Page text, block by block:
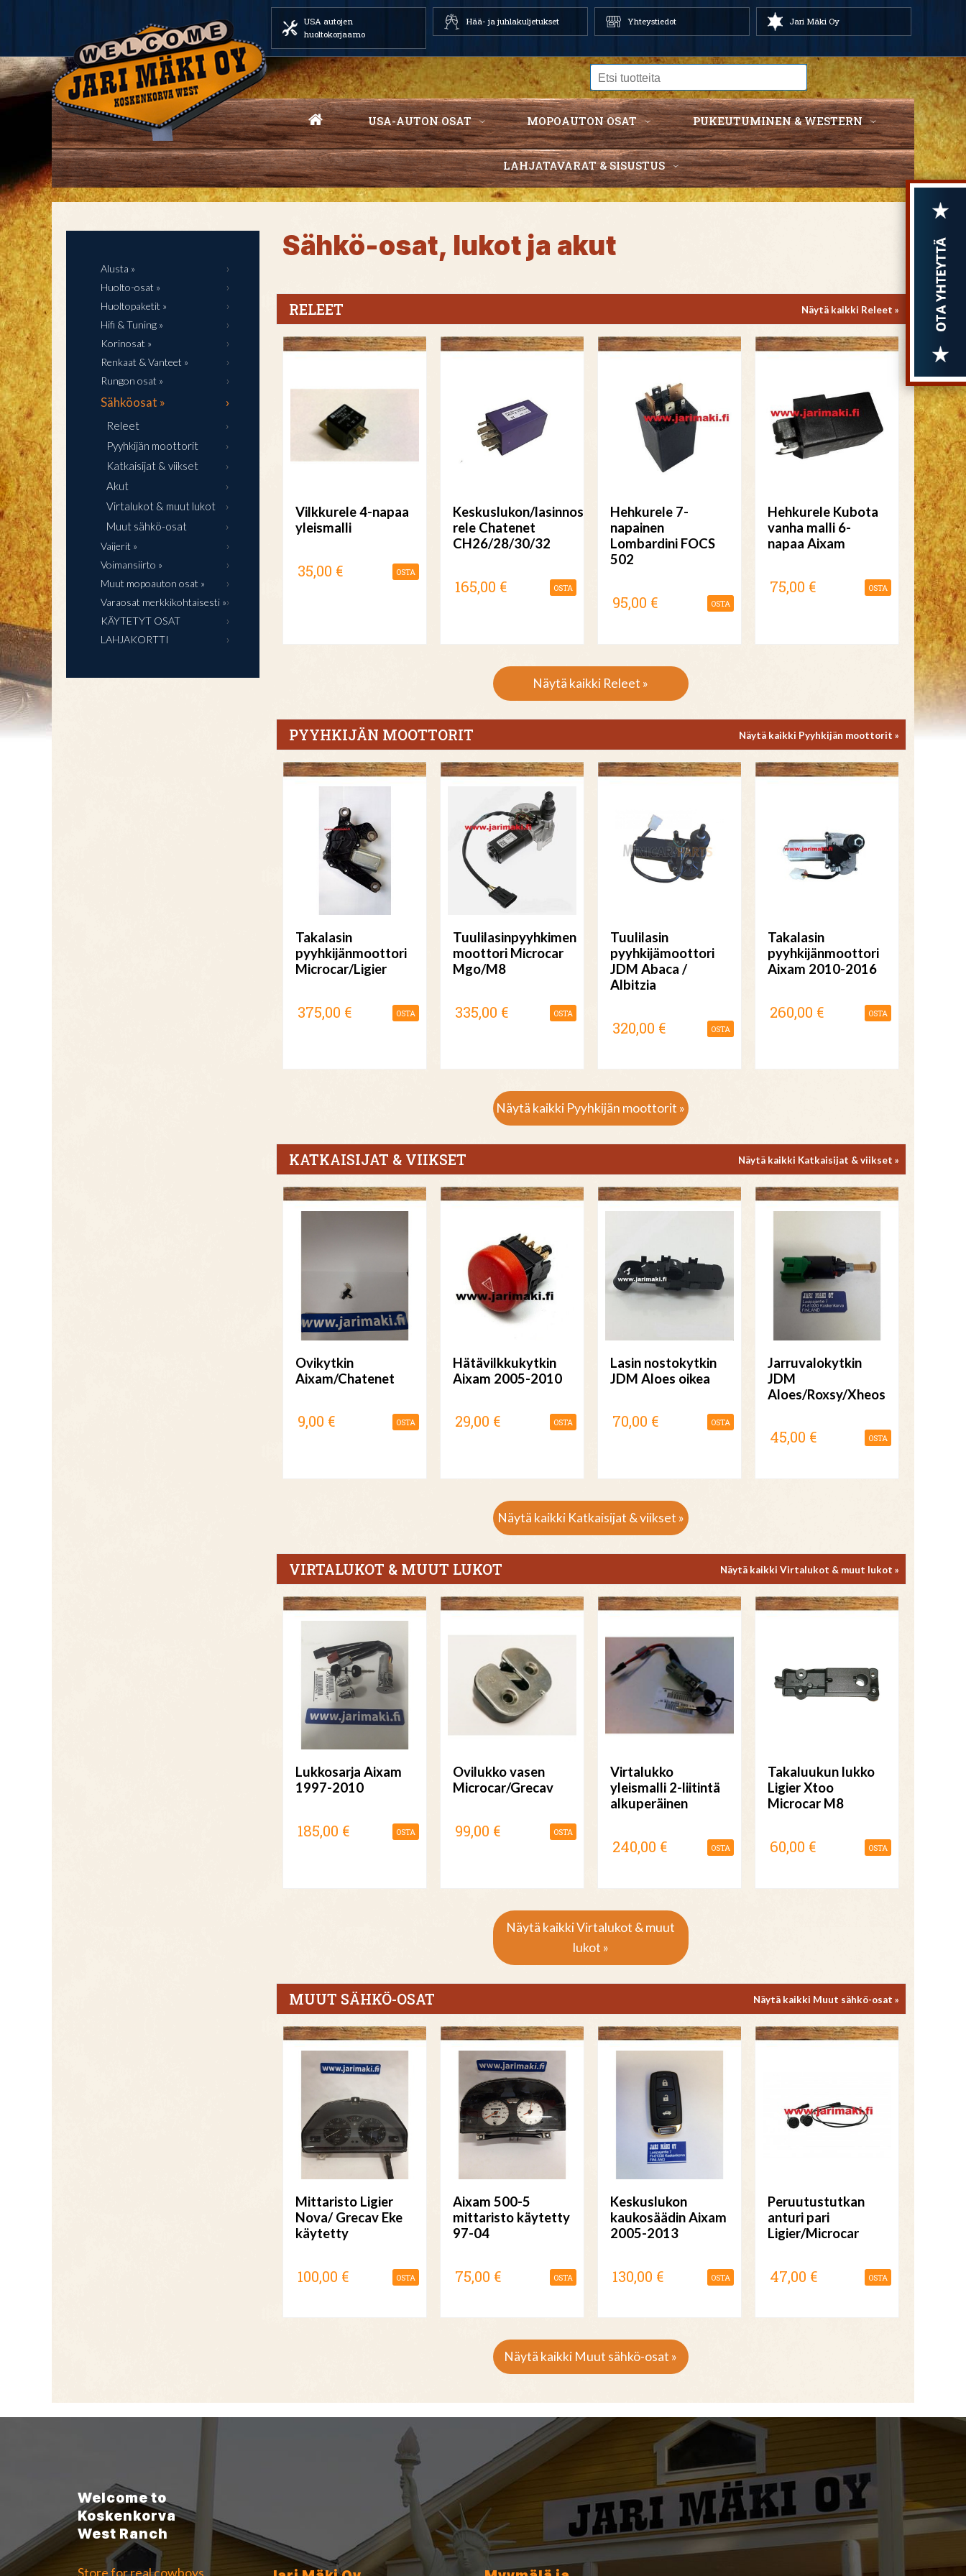
USA autojen
huoltokorjaamo
Hää- ja juhlakuljetukset Yhteystiedot Jari Mäki Oy
USA-AUTON OSAT MOPOAUTON OSAT PUKEUTUMINEN & WESTERN
LAHJATAVARAT & SISUSTUS
Alusta »
Huolto-osat »
Huoltopaketit »
Hifi & Tuning »
Korinosat »
Renkaat & Vanteet »
Rungon osat »
Sähköosat »
Releet
Pyyhkijän moottorit
Katkaisijat & viikset
Akut
Virtalukot & muut lukot
Muut sähkö-osat
Vaijerit »
Voimansiirto »
Muut mopoauton osat »
Varaosat merkkikohtaisesti »
KÄYTETYT OSAT
LAHJAKORTTI
Sähkö-osat, lukot ja akut
RELEET Näytä kaikki Releet »
Vilkkurele 4-napaa
yleismalli
35,00 € OSTA
Keskuslukon/lasinnostimen
rele Chatenet
CH26/28/30/32
165,00 € OSTA
Hehkurele 7-
napainen
Lombardini FOCS
502
95,00 € OSTA
Hehkurele Kubota
vanha malli 6-
napaa Aixam
75,00 € OSTA
Näytä kaikki Releet »
PYYHKIJÄN MOOTTORIT Näytä kaikki Pyyhkijän moottorit »
Takalasin
pyyhkijänmoottori
Microcar/Ligier
375,00 € OSTA
Tuulilasinpyyhkimen
moottori Microcar
Mgo/M8
335,00 € OSTA
Tuulilasin
pyyhkijämoottori
JDM Abaca /
Albitzia
320,00 € OSTA
Takalasin
pyyhkijänmoottori
Aixam 2010-2016
260,00 € OSTA
Näytä kaikki Pyyhkijän moottorit »
KATKAISIJAT & VIIKSET Näytä kaikki Katkaisijat & viikset »
Ovikytkin
Aixam/Chatenet
9,00 € OSTA
Hätävilkkukytkin
Aixam 2005-2010
29,00 € OSTA
Lasin nostokytkin
JDM Aloes oikea
70,00 € OSTA
Jarruvalokytkin
JDM
Aloes/Roxsy/Xheos
45,00 € OSTA
Näytä kaikki Katkaisijat & viikset »
VIRTALUKOT & MUUT LUKOT Näytä kaikki Virtalukot & muut lukot »
Lukkosarja Aixam
1997-2010
185,00 € OSTA
Ovilukko vasen
Microcar/Grecav
99,00 € OSTA
Virtalukko
yleismalli 2-liitintä
alkuperäinen
240,00 € OSTA
Takaluukun lukko
Ligier Xtoo
Microcar M8
60,00 € OSTA
Näytä kaikki Virtalukot & muut
lukot »
MUUT SÄHKÖ-OSAT Näytä kaikki Muut sähkö-osat »
Mittaristo Ligier
Nova/ Grecav Eke
käytetty
100,00 € OSTA
Aixam 500-5
mittaristo käytetty
97-04
75,00 € OSTA
Keskuslukon
kaukosäädin Aixam
2005-2013
130,00 € OSTA
Peruutustutkan
anturi pari
Ligier/Microcar
47,00 € OSTA
Näytä kaikki Muut sähkö-osat »
Welcome to
Koskenkorva
West Ranch
Store for real cowboys